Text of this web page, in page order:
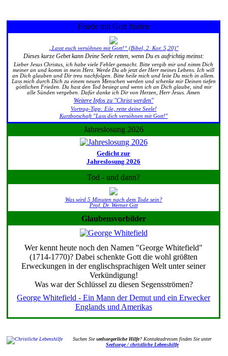
Friede mit Gott finden
„Lasst euch versöhnen mit Gott!“ (Bibel, 2. Kor. 5,20)"
Dieses kurze Gebet kann Deine Seele retten, wenn Du es aufrichtig meinst:
Lieber Jesus Christus, ich habe viele Fehler gemacht. Bitte vergib mir und nimm Dich
meiner an und komm in mein Herz. Werde Du ab jetzt der Herr meines Lebens. Ich will
an Dich glauben und Dir treu nachfolgen. Bitte heile mich und leite Du mich in allem.
Lass mich durch Dich zu einem neuen Menschen werden und schenke mir Deinen tiefen
göttlichen Frieden. Du hast den Tod besiegt und wenn ich an Dich glaube, sind mir
alle Sünden vergeben. Dafür danke ich Dir von Herzen, Herr Jesus. Amen
Weitere Infos zu "Christ werden"
Vortrag-Tipp: Eile, rette deine Seele!
Kurzbotschaft "Lass dich versöhnen mit Gott!"
Jahreslosung 2026
Gedicht zur
Jahreslosung 2026
Tod - und dann?
Was wird 5 Minuten nach dem Tode sein?
Prof. Dr. Werner Gitt
Glaubensvorbilder
Wer kennt heute noch den Namen "George Whitefield"
(1714-1770)? Dabei schenkte Gott die wohl größten
Erweckungen in der englischsprachigen Welt unter seiner
Verkündigung!
Was war der Schlüssel zu diesen Segensströmen?
George Whitefield - Ein Mann der Demut und ein Erwecker
Englands und Amerikas
Suchen Sieseelsorgerliche Hilfe? Kontaktadressen finden Sie unter
Seelsorge / christliche Lebenshilfe